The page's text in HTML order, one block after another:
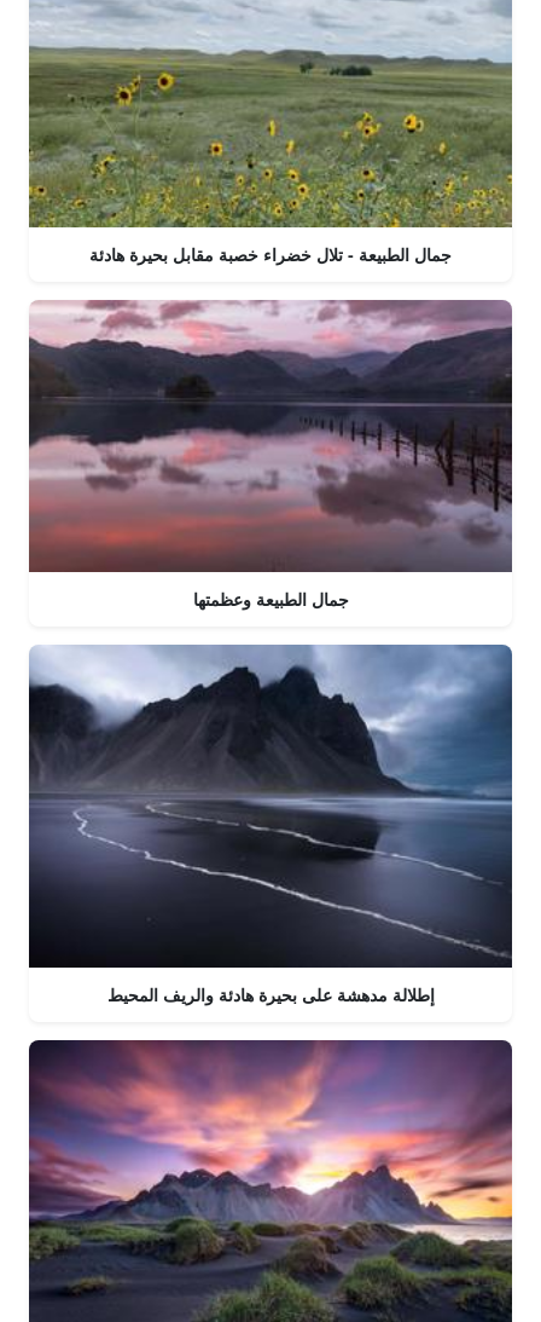
جمال الطبيعة - تلال خضراء خصبة مقابل بحيرة هادئة
جمال الطبيعة وعظمتها
إطلالة مدهشة على بحيرة هادئة والريف المحيط